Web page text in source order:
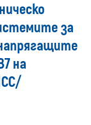
за
на